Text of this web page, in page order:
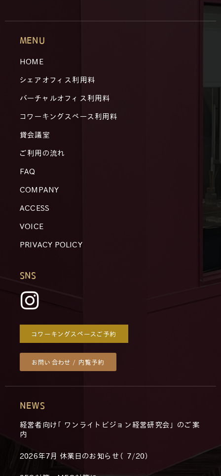
MENU
HOME
シェアオフィス利用料
バーチャルオフィス利用料
コワーキングスペース利用料
貸会議室
ご利用の流れ
FAQ
COMPANY
ACCESS
VOICE
PRIVACY POLICY
SNS
コワーキングスペースご予約
お問い合わせ / 内覧予約
NEWS
経営者向け「ワンライトビジョン経営研究会」のご案
内
2026年7月 休業日のお知らせ（7/20）